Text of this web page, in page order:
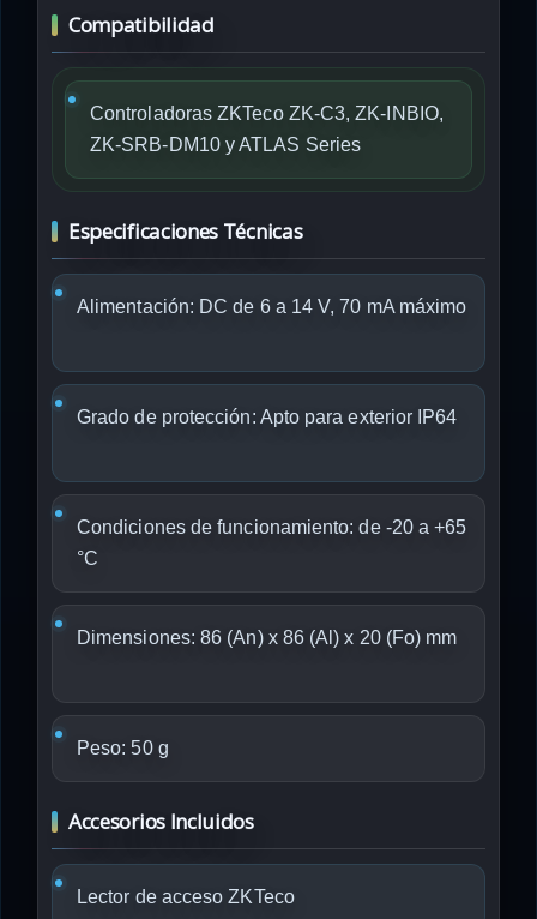
Compatibilidad
Controladoras ZKTeco ZK-C3, ZK-INBIO,
ZK-SRB-DM10 y ATLAS Series
Especificaciones Técnicas
Alimentación: DC de 6 a 14 V, 70 mA máximo
Grado de protección: Apto para exterior IP64
Condiciones de funcionamiento: de -20 a +65
°C
Dimensiones: 86 (An) x 86 (Al) x 20 (Fo) mm
Peso: 50 g
Accesorios Incluidos
Lector de acceso ZKTeco